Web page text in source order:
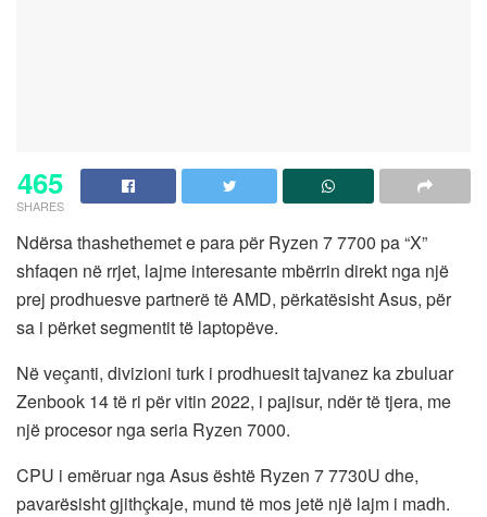
465
SHARES
Ndërsa thashethemet e para për Ryzen 7 7700 pa “X”
shfaqen në rrjet, lajme interesante mbërrin direkt nga një
prej prodhuesve partnerë të AMD, përkatësisht Asus, për
sa i përket segmentit të laptopëve.
Në veçanti, divizioni turk i prodhuesit tajvanez ka zbuluar
Zenbook 14 të ri për vitin 2022, i pajisur, ndër të tjera, me
një procesor nga seria Ryzen 7000.
CPU i emëruar nga Asus është Ryzen 7 7730U dhe,
pavarësisht gjithçkaje, mund të mos jetë një lajm i madh.